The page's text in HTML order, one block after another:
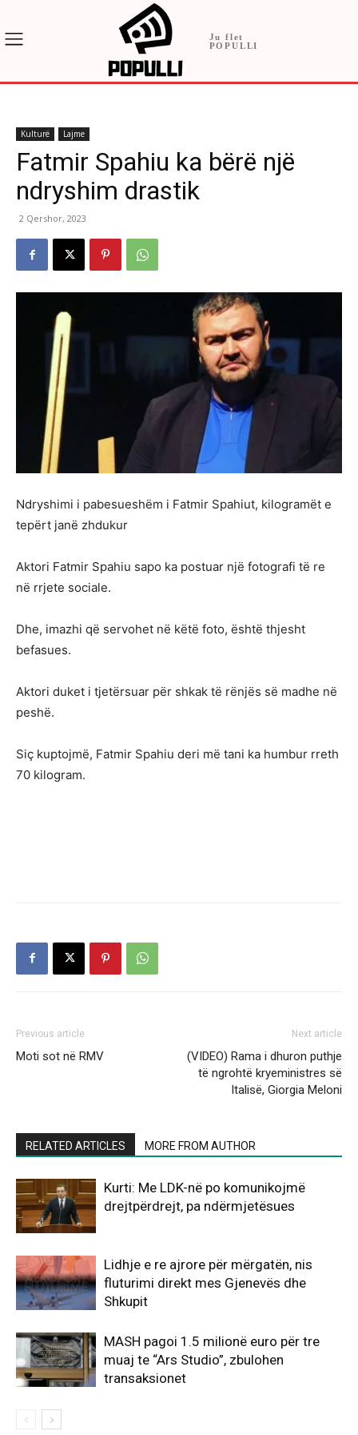
Ju flet
POPULLI
Kulturë Lajme
Fatmir Spahiu ka bërë një
ndryshim drastik
2 Qershor, 2023
Ndryshimi i pabesueshëm i Fatmir Spahiut, kilogramët e
tepërt janë zhdukur
Aktori Fatmir Spahiu sapo ka postuar një fotografi të re
në rrjete sociale.
Dhe, imazhi që servohet në këtë foto, është thjesht
befasues.
Aktori duket i tjetërsuar për shkak të rënjës së madhe në
peshë.
Siç kuptojmë, Fatmir Spahiu deri më tani ka humbur rreth
70 kilogram.
Previous article
Moti sot në RMV
Next article
(VIDEO) Rama i dhuron puthje
të ngrohtë kryeministres së
Italisë, Giorgia Meloni
RELATED ARTICLES MORE FROM AUTHOR
Kurti: Me LDK-në po komunikojmë
drejtpërdrejt, pa ndërmjetësues
Lidhje e re ajrore për mërgatën, nis
fluturimi direkt mes Gjenevës dhe
Shkupit
MASH pagoi 1.5 milionë euro për tre
muaj te “Ars Studio”, zbulohen
transaksionet